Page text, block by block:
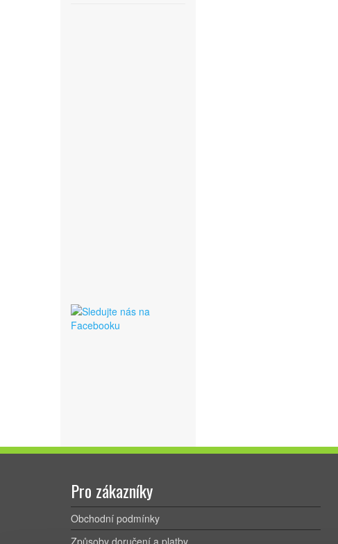
Pro zákazníky
Obchodní podmínky
Způsoby doručení a platby